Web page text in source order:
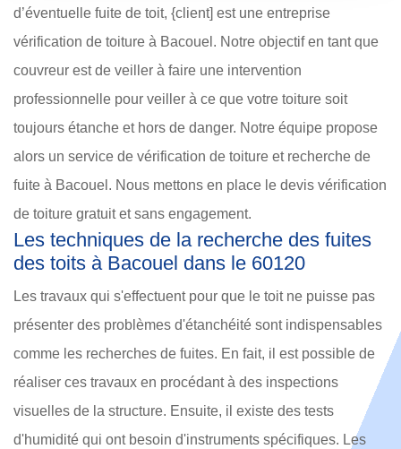
d’éventuelle fuite de toit, {client] est une entreprise
vérification de toiture à Bacouel. Notre objectif en tant que
couvreur est de veiller à faire une intervention
professionnelle pour veiller à ce que votre toiture soit
toujours étanche et hors de danger. Notre équipe propose
alors un service de vérification de toiture et recherche de
fuite à Bacouel. Nous mettons en place le devis vérification
de toiture gratuit et sans engagement.
Les techniques de la recherche des fuites
des toits à Bacouel dans le 60120
Les travaux qui s'effectuent pour que le toit ne puisse pas
présenter des problèmes d'étanchéité sont indispensables
comme les recherches de fuites. En fait, il est possible de
réaliser ces travaux en procédant à des inspections
visuelles de la structure. Ensuite, il existe des tests
d'humidité qui ont besoin d'instruments spécifiques. Les